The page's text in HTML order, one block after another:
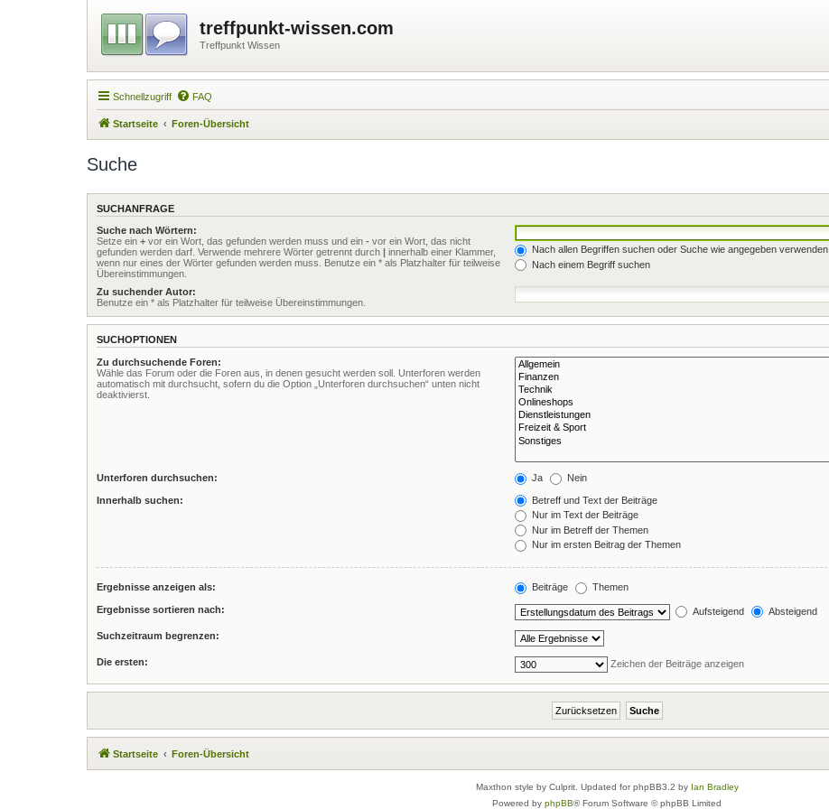
treffpunkt-wissen.com
Treffpunkt Wissen
Schnellzugriff FAQ
Startseite Foren-Übersicht
Suche
SUCHANFRAGE
Suche nach Wörtern:
Setze ein + vor ein Wort, das gefunden werden muss und ein - vor ein Wort, das nicht
gefunden werden darf. Verwende mehrere Wörter getrennt durch | innerhalb einer Klammer,
wenn nur eines der Wörter gefunden werden muss. Benutze ein * als Platzhalter für teilweise
Übereinstimmungen.
Nach allen Begriffen suchen oder Suche wie angegeben verwenden
Nach einem Begriff suchen
Zu suchender Autor:
Benutze ein * als Platzhalter für teilweise Übereinstimmungen.
SUCHOPTIONEN
Zu durchsuchende Foren:
Wähle das Forum oder die Foren aus, in denen gesucht werden soll. Unterforen werden
automatisch mit durchsucht, sofern du die Option „Unterforen durchsuchen“ unten nicht
deaktivierst.
Unterforen durchsuchen: Ja Nein
Innerhalb suchen:
Betreff und Text der Beiträge
Nur im Text der Beiträge
Nur im Betreff der Themen
Nur im ersten Beitrag der Themen
Ergebnisse anzeigen als: Beiträge Themen
Ergebnisse sortieren nach: Aufsteigend Absteigend
Suchzeitraum begrenzen:
Die ersten: Zeichen der Beiträge anzeigen
Startseite Foren-Übersicht
Maxthon style by Culprit. Updated for phpBB3.2 by Ian Bradley
Powered by phpBB® Forum Software © phpBB Limited